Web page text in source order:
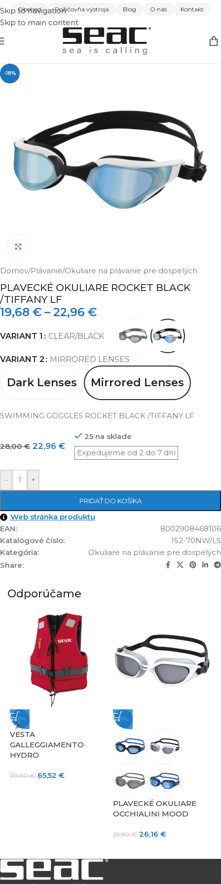
Skip to navigation
Skip to main content
Obchod Požičovňa výstroja Blog O nás Kontakt
-18%
Domov/Plávanie/Okuliare na plávanie pre dospelých
PLAVECKÉ OKULIARE ROCKET BLACK
/TIFFANY LF
19,68 € – 22,96 €
VARIANT 1 CLEAR/BLACK
VARIANT 2 MIRRORED LENSES
Dark Lenses Mirrored Lenses
SWIMMING GOGGLES ROCKET BLACK /TIFFANY LF
28,00€ 22,96 €
25 na sklade
- +
PRIDAŤ DO KOŠÍKA
Web stránka produktu
EAN:
8002908468106
Katalógové číslo:
152-70NW/LS
Kategória:
Okuliare na plávanie pre dospelých
Share:
Odporúčame
-18%
VESTA
GALLEGGIAMENTO
HYDRO
79,90€ 65,52 €
-18%
PLAVECKÉ OKULIARE
OCCHIALINI MOOD
31,90€ 26,16 €